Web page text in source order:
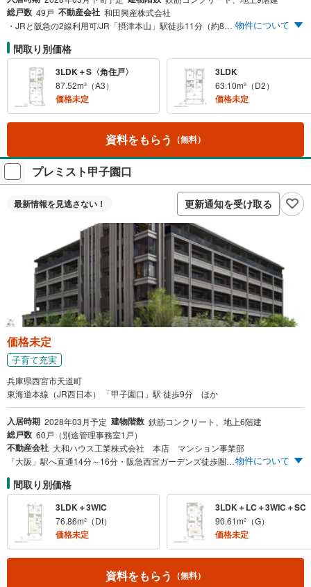
総戸数 49戸 不動産会社 和田興産株式会社
・JRと阪急の2線利用可/JR「摂津本山」駅徒歩11分（約870m）、阪急「岡本」駅徒歩14分（約1,080m） ・全10タイプの空間プラン/住戸専有面積 2LDK～3LDK＋S・54m²台～87m²台 ・爽快な2方角地・南向き中心（南向き住戸:47戸/総49戸） 物件について
間取り別価格
3LDK＋S〈角住戸〉
87.52m²（A3）
価格未定
3LDK
63.10m²（D2）
価格未定
資料をもらう （無料）
プレミスト甲子園口
最新情報を見逃さない！ 更新通知を受け取る
価格未定
子育て充実
兵庫県西宮市天道町
東海道本線（JR西日本） 「甲子園口」駅 徒歩9分 ほか
入居時期 2028年03月予定 建物階数 鉄筋コンクリート、地上6階建
総戸数 60戸（別途管理事務室1戸）
不動産会社 大和ハウス工業株式会社 本店 マンション事業部
「大阪」駅へ直通14分～16分・阪急西宮ガーデンズ徒歩圏 全洋室にウォークインクローゼット採用・LD天井高最大約2.5m～約2.8m物件について
間取り別価格
3LDK＋3WIC
76.86m²（Dt）
価格未定
3LDK＋LC＋3WIC＋SC
90.61m²（G）
価格未定
資料をもらう （無料）